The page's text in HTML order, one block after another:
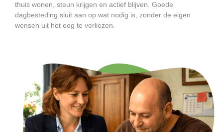
thuis wonen, steun krijgen en actief blijven. Goede
dagbesteding sluit aan op wat nodig is, zonder de eigen
wensen uit het oog te verliezen.